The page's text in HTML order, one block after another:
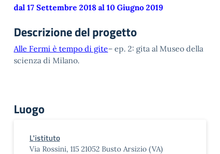
dal 17 Settembre 2018 al 10 Giugno 2019
Descrizione del progetto
Alle Fermi è tempo di gite– ep. 2: gita al Museo della
scienza di Milano.
Luogo
L'istituto
Via Rossini, 115 21052 Busto Arsizio (VA)